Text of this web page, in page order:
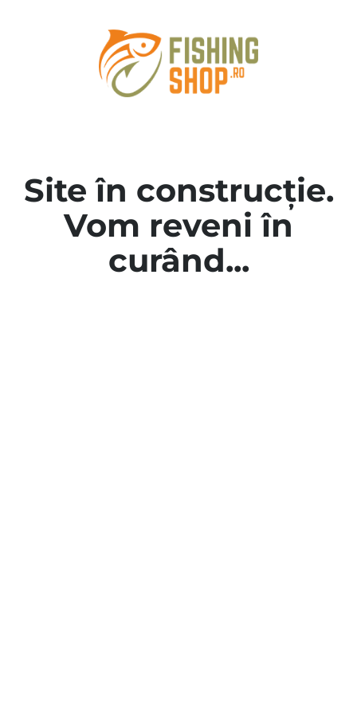
Site în construcție.
Vom reveni în
curând...